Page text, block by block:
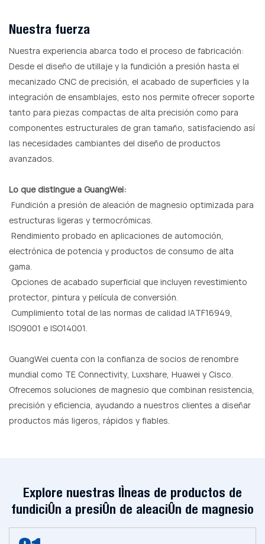
Nuestra fuerza
Nuestra experiencia abarca todo el proceso de fabricación:
Desde el diseño de utillaje y la fundición a presión hasta el
mecanizado CNC de precisión, el acabado de superficies y la
integración de ensamblajes, esto nos permite ofrecer soporte
tanto para piezas compactas de alta precisión como para
componentes estructurales de gran tamaño, satisfaciendo así
las necesidades cambiantes del diseño de productos
avanzados.
Lo que distingue a GuangWei:
Fundición a presión de aleación de magnesio optimizada para
estructuras ligeras y termocrómicas.
Rendimiento probado en aplicaciones de automoción,
electrónica de potencia y productos de consumo de alta
gama.
Opciones de acabado superficial que incluyen revestimiento
protector, pintura y película de conversión.
Cumplimiento total de las normas de calidad IATF16949,
ISO9001 e ISO14001.
GuangWei cuenta con la confianza de socios de renombre
mundial como TE Connectivity, Luxshare, Huawei y Cisco.
Ofrecemos soluciones de magnesio que combinan resistencia,
precisión y eficiencia, ayudando a nuestros clientes a diseñar
productos más ligeros, rápidos y fiables.
Explore nuestras líneas de productos de
fundición a presión de aleación de magnesio